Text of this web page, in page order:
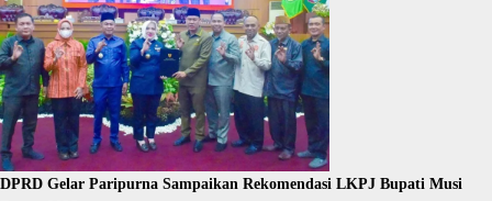
DPRD Gelar Paripurna Sampaikan Rekomendasi LKPJ Bupati Musi